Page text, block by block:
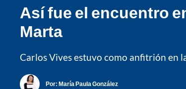
Así fue el encuentro
Marta
Carlos Vives estuvo como anfitrión en
Por: María Paula González